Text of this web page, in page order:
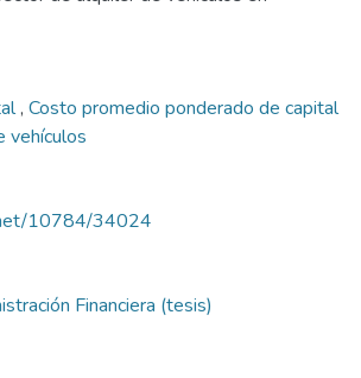
, Costo promedio ponderado de capital
vehículos
10784/34024
Financiera (tesis)